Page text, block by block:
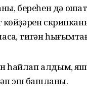
береһен дә
тигән
һайлап алдым,
эш башланыҡ.